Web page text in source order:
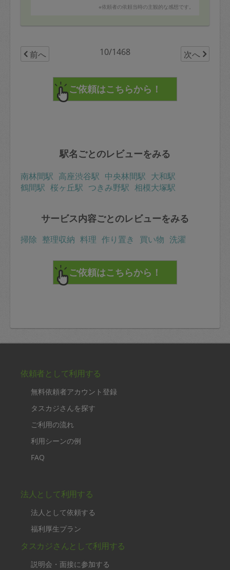
※依頼者の依頼当時の主観的な感想です。
前へ 10/1468 次へ
駅名ごとのレビューをみる
南林間駅 高座渋谷駅 中央林間駅 大和駅
鶴間駅 桜ヶ丘駅 つきみ野駅 相模大塚駅
サービス内容ごとのレビューをみる
掃除 整理収納 料理 作り置き 買い物 洗濯
依頼者として利用する
無料依頼者アカウント登録
タスカジさんを探す
ご利用の流れ
利用シーンの例
FAQ
法人として利用する
法人として依頼する
福利厚生プラン
タスカジさんとして利用する
説明会・面接に参加する